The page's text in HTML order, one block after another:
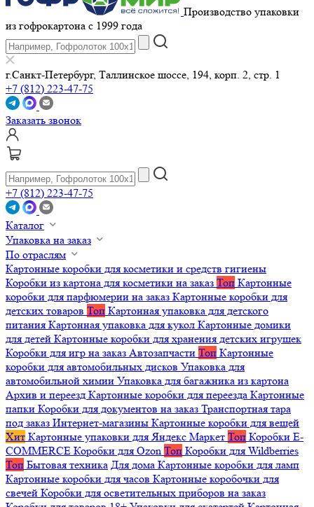
Производство упаковки
из гофрокартона с 1999 года
г.Санкт-Петербург, Таллинское шоссе, 194, корп. 2, стр. 1
+7 (812) 223-47-75
Заказать звонок
+7 (812) 223-47-75
Каталог
Упаковка на заказ
По отраслям
Картонные коробки для косметики и средств гигиены
Коробки из картона для косметики на заказ Топ Картонные
коробки для парфюмерии на заказ Картонные коробки для
детских товаров Топ Картонная упаковка для детского
питания Картонная упаковка для кукол Картонные домики
для детей Картонные коробки для хранения детских игрушек
Коробки для игр на заказ Автозапчасти Топ Картонные
коробки для автомобильных дисков Упаковка для
автомобильной химии Упаковка для багажника из картона
Архив и переезд Картонные коробки для переезда Картонные
папки Коробки для документов на заказ Транспортная тара
под заказ Интернет-магазины Картонные коробки для вещей
Хит Картонные упаковки для Яндекс Маркет Топ Коробки E-
COMMERCE Коробки для Ozon Топ Коробки для Wildberries
Топ Бытовая техника Для дома Картонные коробки для ламп
Картонные коробки для часов Картонные коробочки для
свечей Коробки для осветительных приборов на заказ